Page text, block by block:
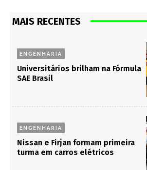
MAIS RECENTES
ENGENHARIA
Universitários brilham na Fórmula
SAE Brasil
ENGENHARIA
Nissan e Firjan formam primeira
turma em carros elétricos